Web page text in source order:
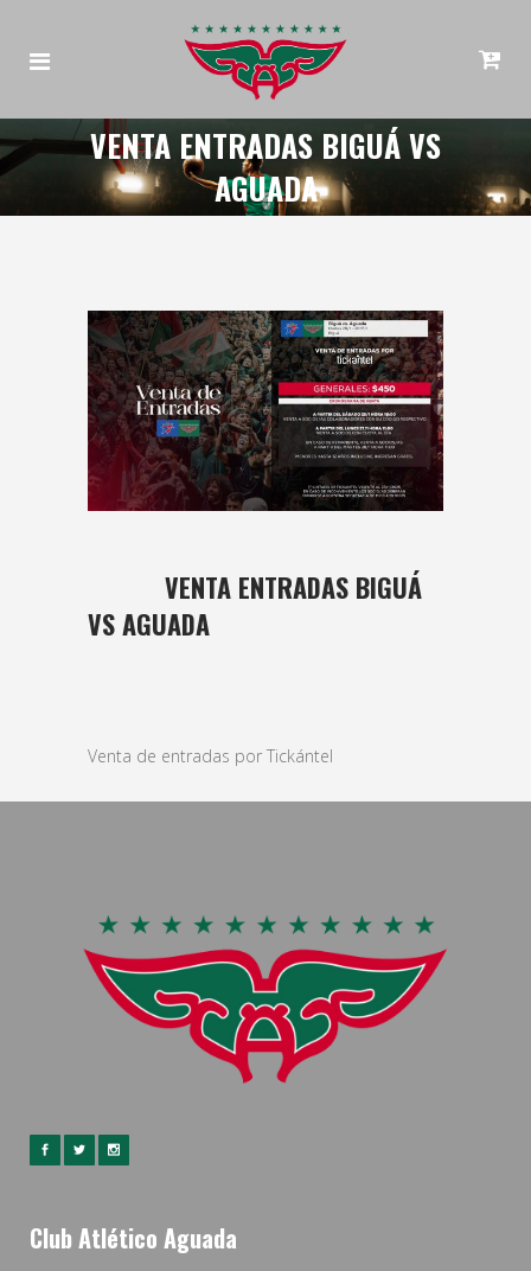
VENTA ENTRADAS BIGUÁ VS
AGUADA
VENTA ENTRADAS BIGUÁ
VS AGUADA
Venta de entradas por Tickántel
Club Atlético Aguada